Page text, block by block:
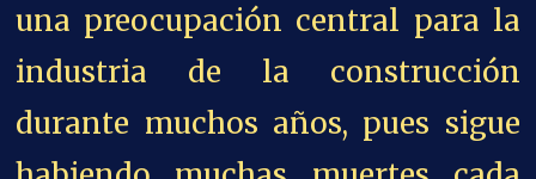
una preocupación central para la
industria de la construcción
durante muchos años, pues sigue